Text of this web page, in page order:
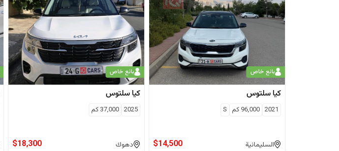
بائع خاص
كيا سلتوس
2021
96,000 كم S
السليمانية $14,500
بائع خاص
كيا سلتوس
2025
37,000كم
دهوك $18,300